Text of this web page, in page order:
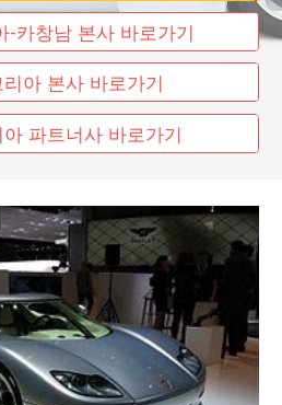
-카창남 본사 바로가기
아 본사 바로가기
파트너사 바로가기